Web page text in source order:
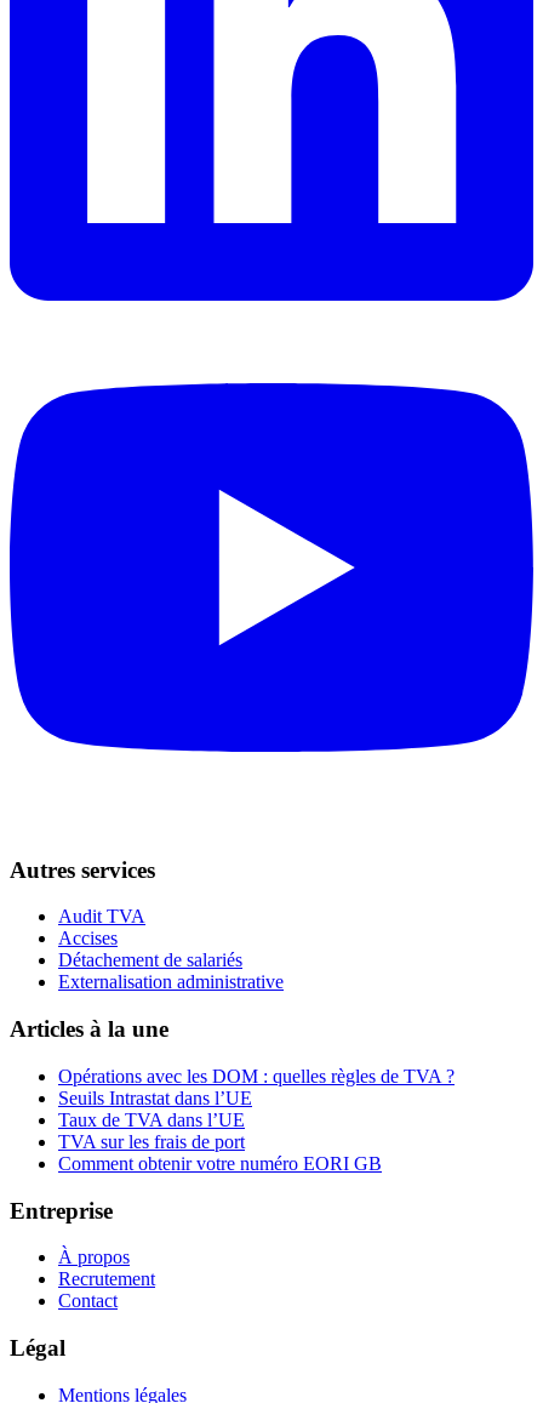
Autres services
Audit TVA
Accises
Détachement de salariés
Externalisation administrative
Articles à la une
Opérations avec les DOM : quelles règles de TVA ?
Seuils Intrastat dans l’UE
Taux de TVA dans l’UE
TVA sur les frais de port
Comment obtenir votre numéro EORI GB
Entreprise
À propos
Recrutement
Contact
Légal
Mentions légales